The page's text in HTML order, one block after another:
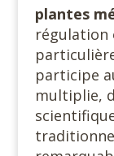
plantes
régulation
participe
multiplie,